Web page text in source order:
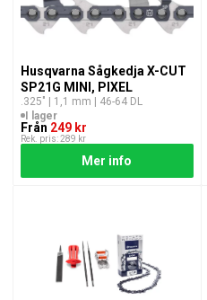
Husqvarna Sågkedja X-CUT
SP21G MINI, PIXEL
.325″ | 1,1 mm | 46-64 DL
I lager
Från 249 kr
Rek. pris: 289 kr
Mer info